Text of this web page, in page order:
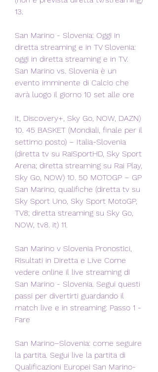
13.
San Marino - Slovenia: Oggi in
diretta streaming e in TV Slovenia:
oggi in diretta streaming e in TV.
San Marino vs. Slovenia è un
evento imminente di Calcio che
avrà luogo il giorno 10 set alle ore
it, Discovery+, Sky Go, NOW, DAZN)
10. 45 BASKET (Mondiali, finale per il
settimo posto) – Italia-Slovenia
(diretta tv su RaiSportHD, Sky Sport
Arena; diretta streaming su Rai Play,
Sky Go, NOW) 10. 50 MOTOGP – GP
San Marino, qualifiche (diretta tv su
Sky Sport Uno, Sky Sport MotoGP,
TV8; diretta streaming su Sky Go,
NOW, tv8. it) 11.
San Marino v Slovenia Pronostici,
Risultati in Diretta e Live Come
vedere online il live streaming di
San Marino - Slovenia. Segui questi
passi per divertirti guardando il
match live e in streaming: Passo 1 -
Fare
San Marino–Slovenia: come seguire
la partita. Segui live la partita di
Qualificazioni Europei San Marino-